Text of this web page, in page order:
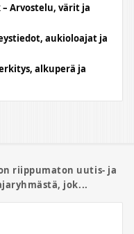
– Arvostelu, värit ja
aukioloajat ja
alkuperä ja
riippumaton uutis- ja
jok...